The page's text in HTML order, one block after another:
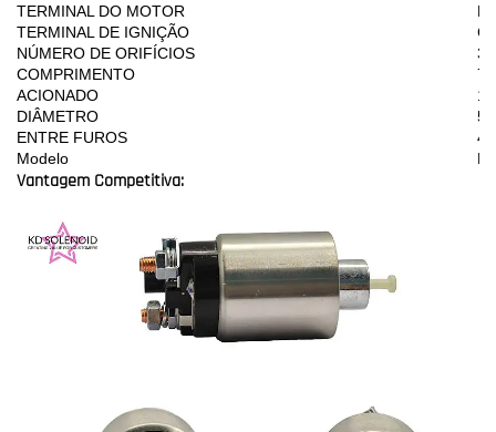
TERMINAL DO MOTOR
TERMINAL DE IGNIÇÃO
NÚMERO DE ORIFÍCIOS
3
COMPRIMENTO
75
ACIONADO
DIÂMETRO
ENTRE FUROS
Modelo
Vantagem Competitiva: